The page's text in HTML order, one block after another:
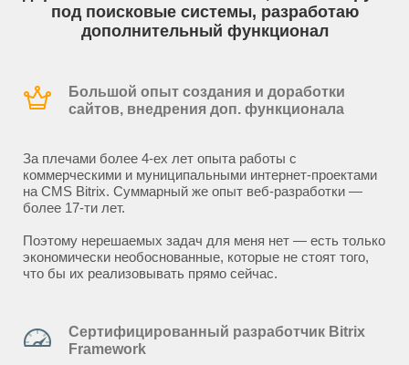
под поисковые системы, разработаю
дополнительный функционал
Большой опыт создания и доработки
сайтов, внедрения доп. функционала
За плечами более 4-ех лет опыта работы с
коммерческими и муниципальными интернет-проектами
на CMS Bitrix. Суммарный же опыт веб-разработки —
более 17-ти лет.
Поэтому нерешаемых задач для меня нет — есть только
экономически необоснованные, которые не стоят того,
что бы их реализовывать прямо сейчас.
Сертифицированный разработчик Bitrix
Framework